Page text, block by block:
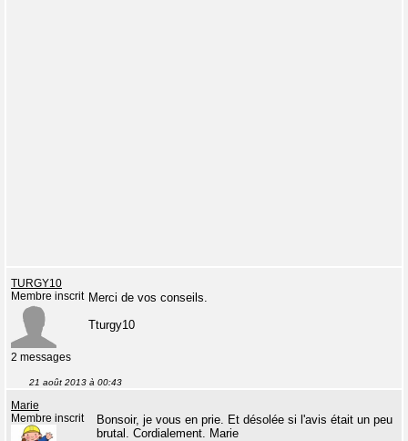
TURGY10
Membre inscrit
2 messages
Merci de vos conseils.
Tturgy10
21 août 2013 à 00:43
Marie
Membre inscrit
Bonsoir, je vous en prie. Et désolée si l'avis était un peu
brutal. Cordialement. Marie